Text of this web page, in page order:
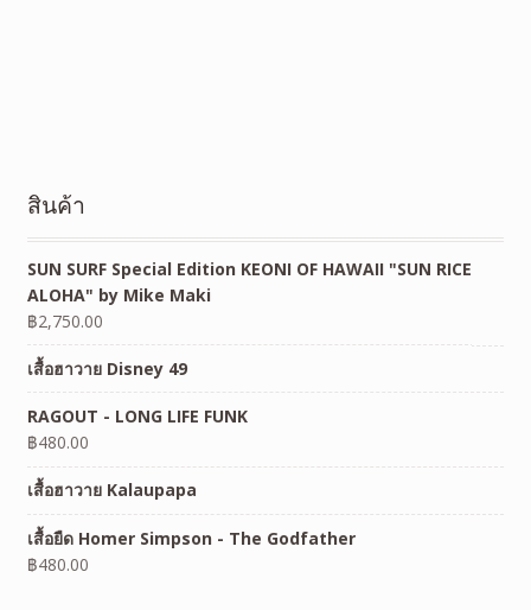
สินค้า
SUN SURF Special Edition KEONI OF HAWAII "SUN RICE
ALOHA" by Mike Maki
฿2,750.00
เสื้อฮาวาย Disney 49
RAGOUT - LONG LIFE FUNK
฿480.00
เสื้อฮาวาย Kalaupapa
เสื้อยืด Homer Simpson - The Godfather
฿480.00